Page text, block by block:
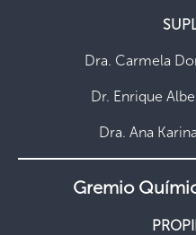
Dra. Carmela
Dr. Enrique
Dra. Ana
Gremio